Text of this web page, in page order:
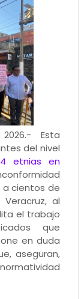
Esta
del nivel
etnias en
a cientos de
al
el trabajo
que
en duda
aseguran,